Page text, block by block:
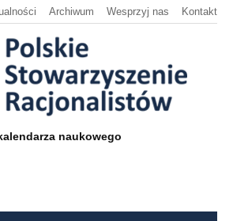
Archiwum Wesprzyj nas Kontakt
naukowego